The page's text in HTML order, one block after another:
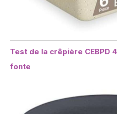
Test de la crêpière CEBPD
fonte